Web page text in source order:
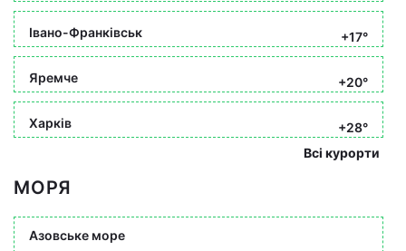
Івано-Франківськ +17°
Яремче +20°
Харків
+28°
Всі курорти
МОРЯ
Азовське море